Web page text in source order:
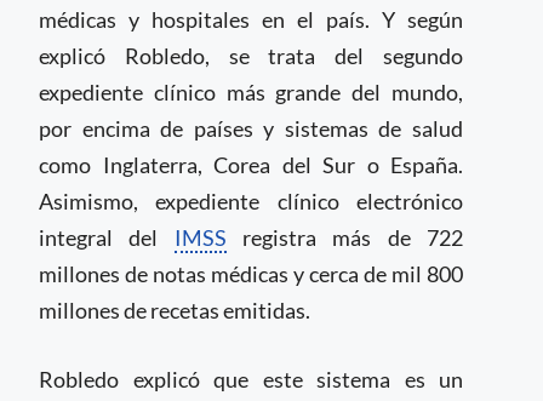
médicas y hospitales en el país. Y según
explicó Robledo, se trata del segundo
expediente clínico más grande del mundo,
por encima de países y sistemas de salud
como Inglaterra, Corea del Sur o España.
Asimismo, expediente clínico electrónico
integral del IMSS registra más de 722
millones de notas médicas y cerca de mil 800
millones de recetas emitidas.
Robledo explicó que este sistema es un